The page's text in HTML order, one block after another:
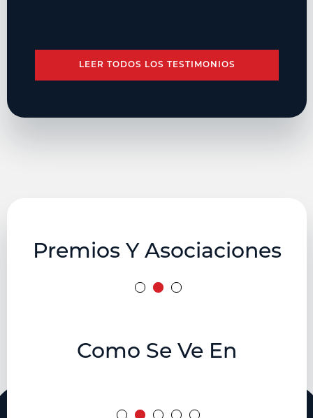
LEER TODOS LOS TESTIMONIOS
Premios Y Asociaciones
Como Se Ve En